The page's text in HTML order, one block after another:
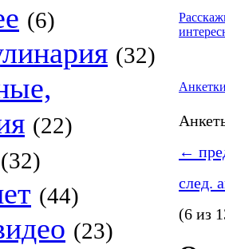
(6)
(32)
(22)
(32)
(44)
(23)
←
след.
(6 из